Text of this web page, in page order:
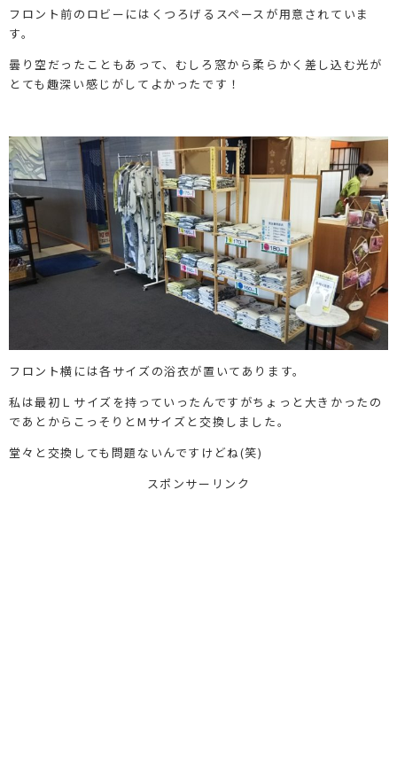
フロント前のロビーにはくつろげるスペースが用意されていま
す。
曇り空だったこともあって、むしろ窓から柔らかく差し込む光が
とても趣深い感じがしてよかったです！
フロント横には各サイズの浴衣が置いてあります。
私は最初Ｌサイズを持っていったんですがちょっと大きかったの
であとからこっそりとМサイズと交換しました。
堂々と交換しても問題ないんですけどね(笑)
スポンサーリンク